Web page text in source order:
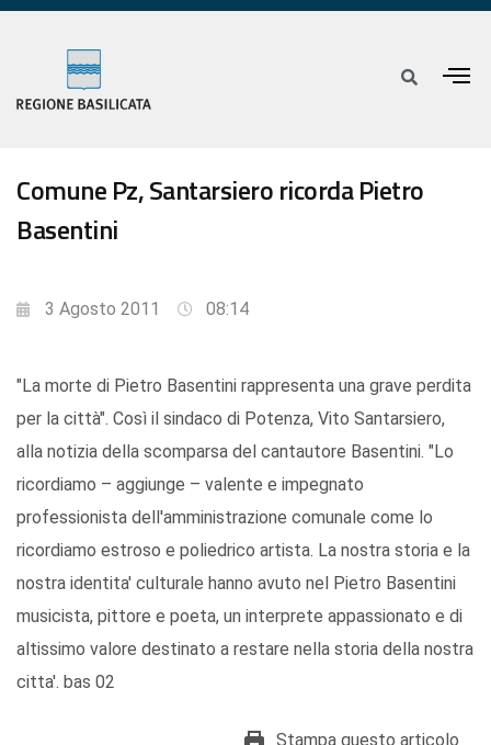
Comune Pz, Santarsiero ricorda Pietro
Basentini
3 Agosto 2011 08:14
"La morte di Pietro Basentini rappresenta una grave perdita
per la città". Così il sindaco di Potenza, Vito Santarsiero,
alla notizia della scomparsa del cantautore Basentini. "Lo
ricordiamo – aggiunge – valente e impegnato
professionista dell'amministrazione comunale come lo
ricordiamo estroso e poliedrico artista. La nostra storia e la
nostra identita' culturale hanno avuto nel Pietro Basentini
musicista, pittore e poeta, un interprete appassionato e di
altissimo valore destinato a restare nella storia della nostra
citta'. bas 02
Stampa questo articolo